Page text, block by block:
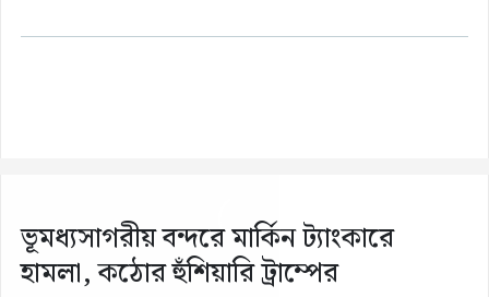
ভূমধ্যসাগরীয় বন্দরে মার্কিন ট্যাংকারে
হামলা, কঠোর হুঁশিয়ারি ট্রাম্পের